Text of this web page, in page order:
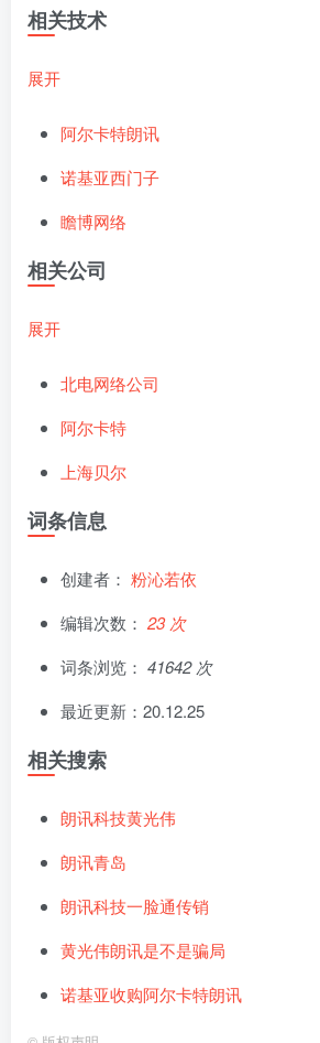
相关技术
展开
阿尔卡特朗讯
诺基亚西门子
瞻博网络
相关公司
展开
北电网络公司
阿尔卡特
上海贝尔
词条信息
创建者： 粉沁若依
编辑次数： 23 次
词条浏览： 41642 次
最近更新：20.12.25
相关搜索
朗讯科技黄光伟
朗讯青岛
朗讯科技一脸通传销
黄光伟朗讯是不是骗局
诺基亚收购阿尔卡特朗讯